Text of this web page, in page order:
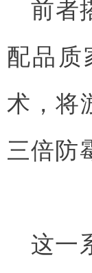
前者
配品质
术，将
三倍防
这一